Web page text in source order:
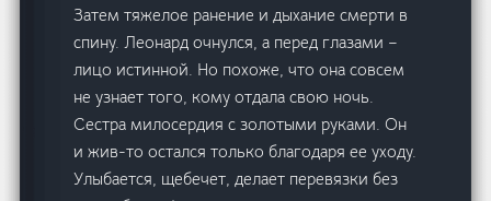
Затем тяжелое ранение и дыхание смерти в
спину. Леонард очнулся, а перед глазами –
лицо истинной. Но похоже, что она совсем
не узнает того, кому отдала свою ночь.
Сестра милосердия с золотыми руками. Он
и жив-то остался только благодаря ее уходу.
Улыбается, щебечет, делает перевязки без